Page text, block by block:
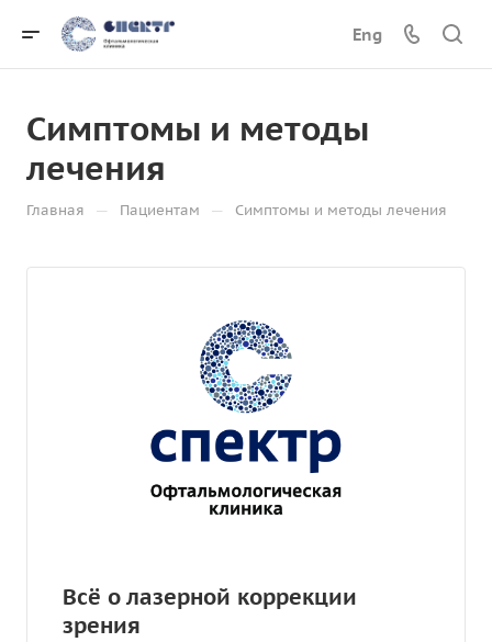
Eng
Симптомы и методы
лечения
Главная — Пациентам — Симптомы и методы лечения
Всё о лазерной коррекции
зрения